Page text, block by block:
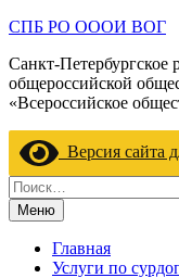
Перейти
содержимому
СПБ РО ОООИ ВОГ
Санкт-Петербургское
общероссийской
«Всероссийское
Версия сайта
Найти:
Меню
Главная
Услуги по